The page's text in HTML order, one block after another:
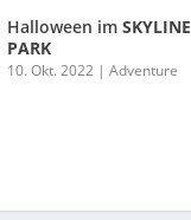
Halloween im SKYLINE
PARK
10. Okt. 2022| Adventure